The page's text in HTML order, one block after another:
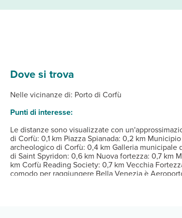
Dove si trova
Nelle vicinanze di: Porto di Corfù
Punti di interesse:
Le distanze sono visualizzate con
di Corfù: 0,1 km Piazza Spianada: 0,2 km
archeologico di Corfù: 0,4 km Galleria municipale
di Saint Spyridon: 0,6 km Nuova fortezza: 0,7 km
km Corfù Reading Society: 0,7 km Vecchia
comodo per raggiungere Bella Venezia è
complete di TV a schermo piatto. Riposati su un
dove ammirare il paesaggio e potrai utilizzare
un pratico servizio di lavanderia e lavaggio a
se preferisci restare nella tua stanza,